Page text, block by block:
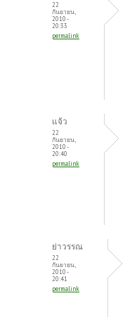
22
กันยายน,
2010 -
20:33
permalink
แจ้ว
22
กันยายน,
2010 -
20:40
permalink
ย่าวรรณ
22
กันยายน,
2010 -
20:41
permalink